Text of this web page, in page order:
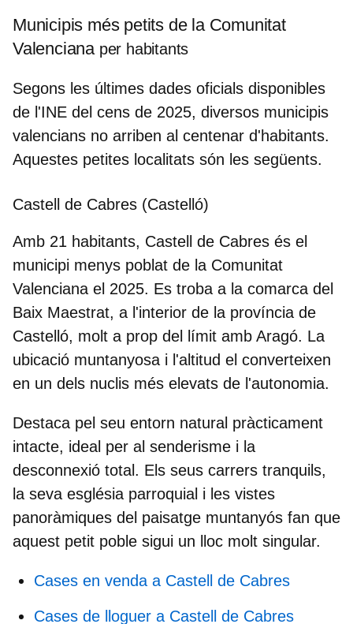
Municipis més petits de la Comunitat
Valenciana per habitants
Segons les últimes dades oficials disponibles
de l'INE del cens de 2025, diversos municipis
valencians no arriben al centenar d'habitants.
Aquestes petites localitats són les següents.
Castell de Cabres (Castelló)
Amb 21 habitants, Castell de Cabres és el
municipi menys poblat de la Comunitat
Valenciana el 2025. Es troba a la comarca del
Baix Maestrat, a l'interior de la província de
Castelló, molt a prop del límit amb Aragó. La
ubicació muntanyosa i l'altitud el converteixen
en un dels nuclis més elevats de l'autonomia.
Destaca pel seu entorn natural pràcticament
intacte, ideal per al senderisme i la
desconnexió total. Els seus carrers tranquils,
la seva església parroquial i les vistes
panoràmiques del paisatge muntanyós fan que
aquest petit poble sigui un lloc molt singular.
Cases en venda a Castell de Cabres
Cases de lloguer a Castell de Cabres